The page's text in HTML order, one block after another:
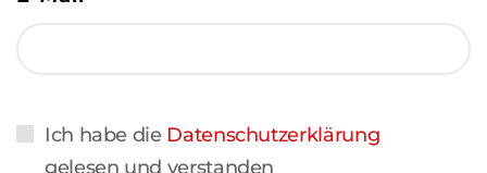
Ich habe die Datenschutzerklärung
gelesen und verstanden